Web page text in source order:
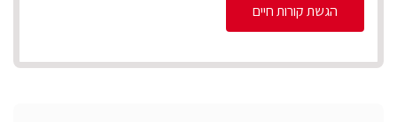
הגשת קורות חיים